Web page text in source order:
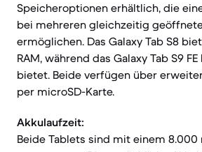
Speicheroptionen erhältlich, die
bei mehreren gleichzeitig
ermöglichen. Das Galaxy Tab S8
RAM, während das Galaxy Tab S9
bietet. Beide verfügen über
per microSD-Karte.
Akkulaufzeit:
Beide Tablets sind mit einem 8.000